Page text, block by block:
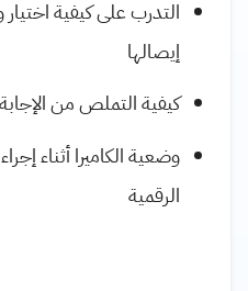
التدرب على كيفية اختيار
إيصالها
كيفية التملص من
وضعية الكاميرا أثناء
الرقمية